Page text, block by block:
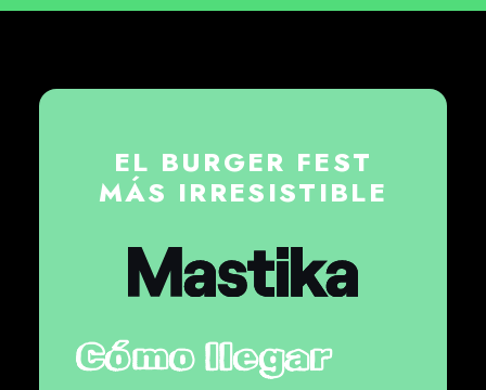
EL BURGER FEST
MÁS IRRESISTIBLE
Cómo llegar